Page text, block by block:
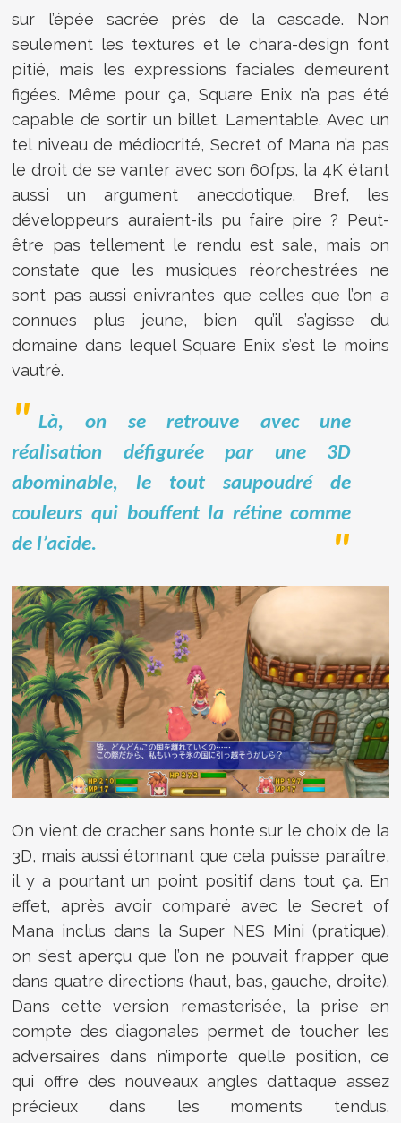
sur l’épée sacrée près de la cascade. Non
seulement les textures et le chara-design font
pitié, mais les expressions faciales demeurent
figées. Même pour ça, Square Enix n’a pas été
capable de sortir un billet. Lamentable. Avec un
tel niveau de médiocrité, Secret of Mana n’a pas
le droit de se vanter avec son 60fps, la 4K étant
aussi un argument anecdotique. Bref, les
développeurs auraient-ils pu faire pire ? Peut-
être pas tellement le rendu est sale, mais on
constate que les musiques réorchestrées ne
sont pas aussi enivrantes que celles que l’on a
connues plus jeune, bien qu’il s’agisse du
domaine dans lequel Square Enix s’est le moins
vautré.
Là, on se retrouve avec une
réalisation défigurée par une 3D
abominable, le tout saupoudré de
couleurs qui bouffent la rétine comme
de l’acide.
On vient de cracher sans honte sur le choix de la
3D, mais aussi étonnant que cela puisse paraître,
il y a pourtant un point positif dans tout ça. En
effet, après avoir comparé avec le Secret of
Mana inclus dans la Super NES Mini (pratique),
on s’est aperçu que l’on ne pouvait frapper que
dans quatre directions (haut, bas, gauche, droite).
Dans cette version remasterisée, la prise en
compte des diagonales permet de toucher les
adversaires dans n’importe quelle position, ce
qui offre des nouveaux angles d’attaque assez
précieux dans les moments tendus.